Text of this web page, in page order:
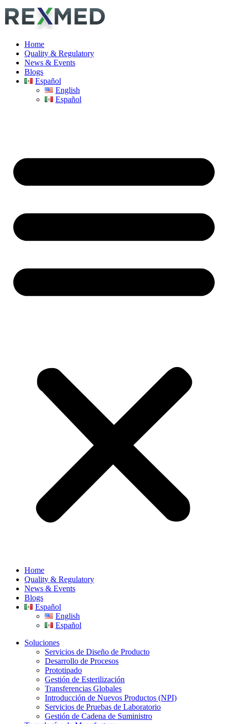
Home
Quality & Regulatory
News & Events
Blogs
Español
English
Español
Home
Quality & Regulatory
News & Events
Blogs
Español
English
Español
Soluciones
Servicios de Diseño de Producto
Desarrollo de Procesos
Prototipado
Gestión de Esterilización
Transferencias Globales
Introducción de Nuevos Productos (NPI)
Servicios de Pruebas de Laboratorio
Gestión de Cadena de Suministro